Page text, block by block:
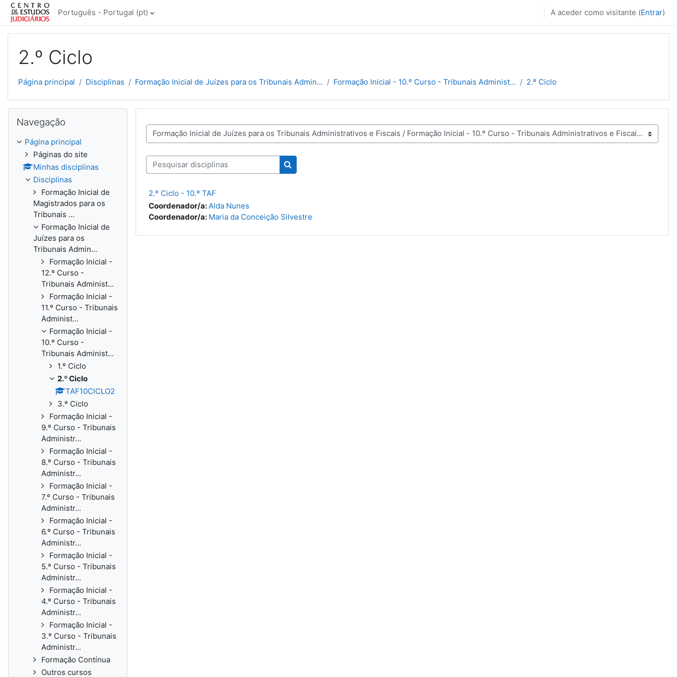
Ir para o conteúdo principal
Português - Portugal ‎(pt)‎ A aceder como visitante (Entrar)
2.º Ciclo
Página principal Disciplinas Formação Inicial de Juízes para os Tribunais Admin... Formação Inicial - 10.º Curso - Tribunais Administ... 2.º Ciclo
Categorias de disciplinas
Pesquisar disciplinas
Pesquisar disciplinas
2.º Ciclo - 10.º TAF
Coordenador/a:Alda Nunes
Coordenador/a: Maria da Conceição Silvestre
Navegação
Página principal
Páginas do site
Minhas disciplinas
Disciplinas
Formação Inicial de
Magistrados para os
Tribunais ...
Formação Inicial de
Juízes para os
Tribunais Admin...
Formação Inicial -
12.º Curso -
Tribunais Administ...
Formação Inicial -
11.º Curso - Tribunais
Administ...
Formação Inicial -
10.º Curso -
Tribunais Administ...
1.º Ciclo
2.º Ciclo
TAF10CICLO2
3.º Ciclo
Formação Inicial -
9.º Curso - Tribunais
Administr...
Formação Inicial -
8.º Curso - Tribunais
Administr...
Formação Inicial -
7.º Curso - Tribunais
Administr...
Formação Inicial -
6.º Curso - Tribunais
Administr...
Formação Inicial -
5.º Curso - Tribunais
Administr...
Formação Inicial -
4.º Curso - Tribunais
Administr...
Formação Inicial -
3.º Curso - Tribunais
Administr...
Formação Contínua
Outros cursos